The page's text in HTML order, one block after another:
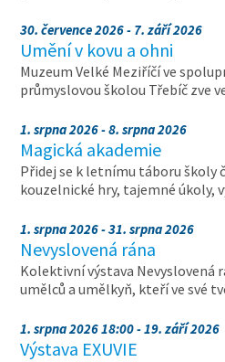
30. července 2026 - 7. září 2026
Umění v kovu a ohni
Muzeum Velké Meziříčí ve
průmyslovou školou Třebíč zve
1. srpna 2026 - 8. srpna 2026
Magická akademie
Přidej se k letnímu táboru školy
kouzelnické hry, tajemné úkoly,
1. srpna 2026 - 31. srpna 2026
Nevyslovená rána
Kolektivní výstava Nevyslovená
umělců a umělkyň, kteří ve své
1. srpna 2026 18:00 - 19. září 2026
Výstava EXUVIE